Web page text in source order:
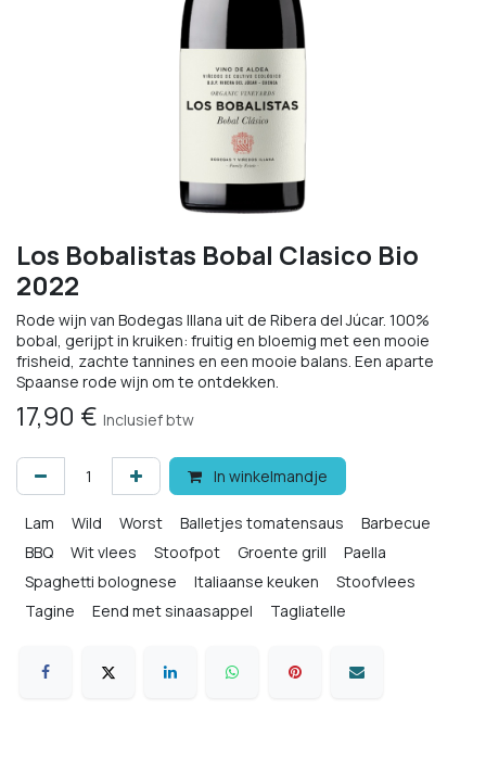
Los Bobalistas Bobal Clasico Bio
2022
Rode wijn van Bodegas Illana uit de Ribera del Júcar. 100%
bobal, gerijpt in kruiken: fruitig en bloemig met een mooie
frisheid, zachte tannines en een mooie balans. Een aparte
Spaanse rode wijn om te ontdekken.
17,90 € Inclusief btw
In winkelmandje
Lam Wild Worst Balletjes tomatensaus
Barbecue
BBQ
Wit vlees Stoofpot Groente grill
Paella
Spaghetti bolognese
Italiaanse keuken
Stoofvlees
Tagine
Eend met sinaasappel Tagliatelle